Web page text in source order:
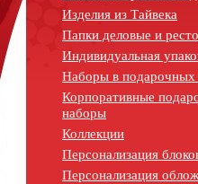
Изделия из Тайвека
Папки деловые и
Индивидуальная
Наборы в подарочных
Корпоративные
наборы
Коллекции
Персонализация
Персонализация